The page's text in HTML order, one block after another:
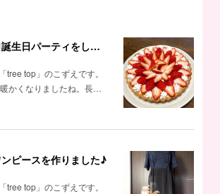
末っ子の誕生日誕生日パーティをしました♪
tree top」のこずえです。
かくなりましたね。長…
ピースを作りました♪
tree top」のこずえです。